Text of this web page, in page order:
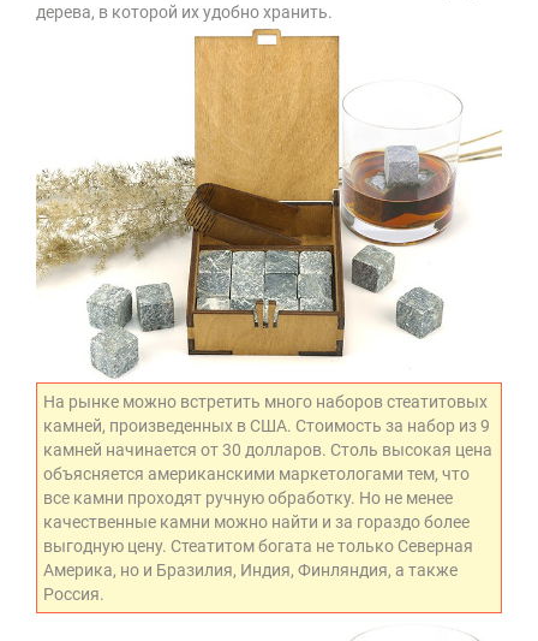
дерева, в которой их удобно хранить.
На рынке можно встретить много наборов стеатитовых
камней, произведенных в США. Стоимость за набор из 9
камней начинается от 30 долларов. Столь высокая цена
объясняется американскими маркетологами тем, что
все камни проходят ручную обработку. Но не менее
качественные камни можно найти и за гораздо более
выгодную цену. Стеатитом богата не только Северная
Америка, но и Бразилия, Индия, Финляндия, а также
Россия.